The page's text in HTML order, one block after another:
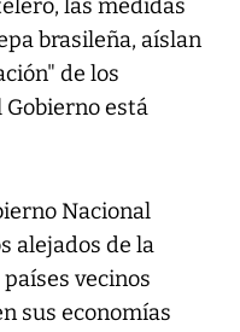
las medidas
brasileña, aíslan
de los
está
Nacional
alejados de la
vecinos
sus economías